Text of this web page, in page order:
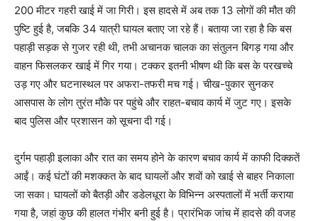
200 मीटर गहरी खाई में जा गिरी। इस हादसे में अब तक 13 लोगों की मौत की
पुष्टि हुई है, जबकि 34 यात्री घायल बताए जा रहे हैं। बताया जा रहा है कि बस
पहाड़ी सड़क से गुजर रही थी, तभी अचानक चालक का संतुलन बिगड़ गया और
वाहन फिसलकर खाई में गिर गया। टक्कर इतनी भीषण थी कि बस के परखच्चे
उड़ गए और घटनास्थल पर अफरा-तफरी मच गई। चीख-पुकार सुनकर
आसपास के लोग तुरंत मौके पर पहुंचे और राहत-बचाव कार्य में जुट गए। इसके
बाद पुलिस और प्रशासन को सूचना दी गई।
दुर्गम पहाड़ी इलाका और रात का समय होने के कारण बचाव कार्य में काफी दिक्कतें
आईं। कई घंटों की मशक्कत के बाद घायलों और शवों को खाई से बाहर निकाला
जा सका। घायलों को बैतड़ी और डडेलधूरा के विभिन्न अस्पतालों में भर्ती कराया
गया है, जहां कुछ की हालत गंभीर बनी हुई है। प्रारंभिक जांच में हादसे की वजह